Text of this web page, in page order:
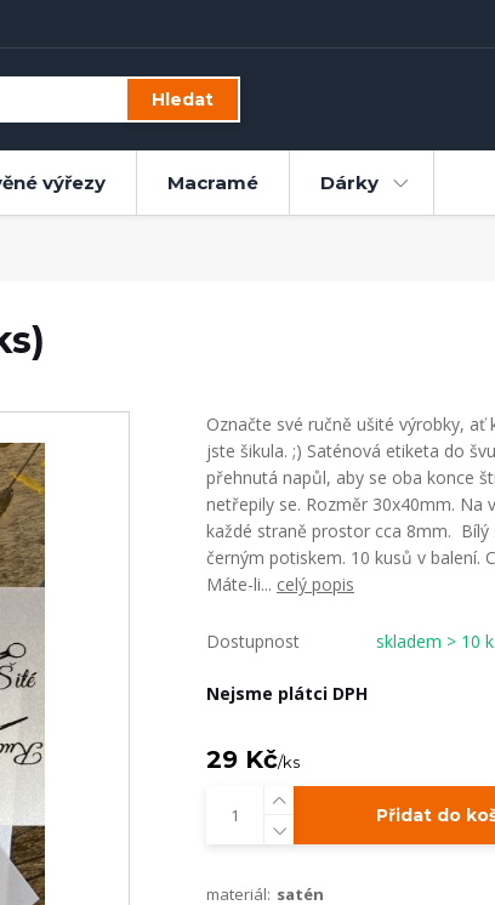
Hledat
výřezy Macramé Dárky
Označte své ručně ušité výrobky, ať
jste šikula. ;) Saténová etiketa do
přehnutá napůl, aby se oba konce
netřepily se. Rozměr 30x40mm. Na
každé straně prostor cca 8mm. Bílý
černým potiskem. 10 kusů v balení.
Máte-li... celý popis
Dostupnost skladem > 10
Nejsme plátci DPH
29 Kč/ks
Přidat do
materiál: satén